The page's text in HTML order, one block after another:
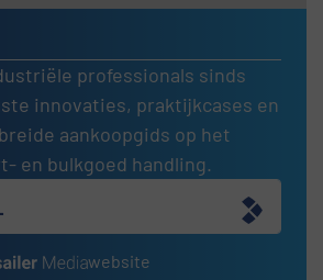
professionals sinds
innovaties, praktijkcases en
aankoopgids op het
en bulkgoed handling.
website